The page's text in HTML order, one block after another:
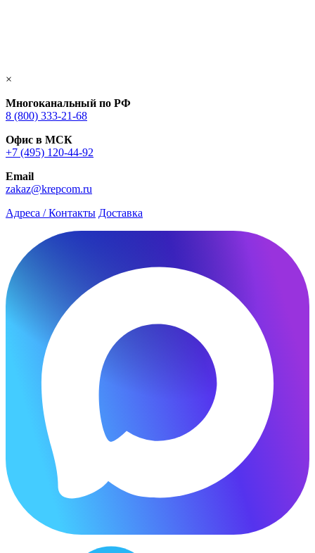
×
Многоканальный по РФ
8 (800) 333‑21-68
Офис в МСК
+7 (495) 120-44-92
Email
zakaz@krepcom.ru
Адреса / Контакты Доставка